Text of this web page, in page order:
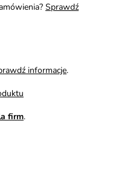
Sprawdź
informacje.
firm.